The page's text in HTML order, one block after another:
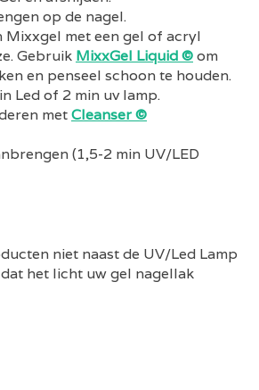
op de nagel.
Mixxgel met een gel of acryl
Gebruik MixxGel Liquid ©om
en penseel schoon te houden.
Led of 2 min uv lamp.
metCleanser ©
(1,5-2 min UV/LED
niet naast de UV/Led Lamp
het licht uw gel nagellak